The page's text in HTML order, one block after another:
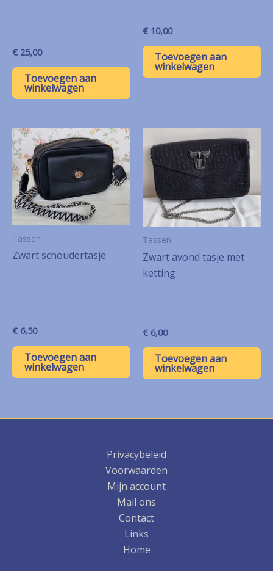
€ 25,00
Toevoegen aan
winkelwagen
€ 10,00
Toevoegen aan
winkelwagen
Tassen
Zwart schoudertasje
€ 6,50
Toevoegen aan
winkelwagen
Tassen
Zwart avond tasje met
ketting
€ 6,00
Toevoegen aan
winkelwagen
Privacybeleid
Voorwaarden
Mijn account
Mail ons
Contact
Links
Home